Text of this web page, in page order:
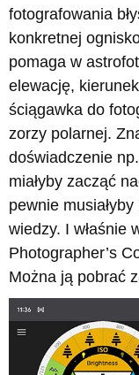
fotografowania
konkretnej
pomaga w
elewację,
ściągawka do
zorzy polarnej.
doświadczenie
miałyby zacząć
pewnie
wiedzy. I właśnie
Photographer’s
Można ją pobrać